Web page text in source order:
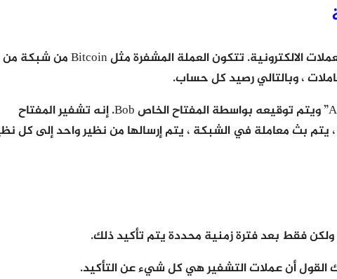
دعونا نلقي نظرة على الآلية التي تحكم قواعد بيانات العملات الالكترونية. تتكون العملة المشفرة مثل Bitcoin من شبكة من
، وبالتالي رصيد كل حساب.
المعاملة هي ملف يقول: “Bob يعطي X Bitcoin إلى Alice” ويتم توقيعه بواسطة المفتاح الخاص Bob. إنه تشفير المفتاح
يتم بث معاملة في الشبكة ، يتم إرسالها من نظير واحد إلى كل
فقط بعد فترة زمنية محددة يتم تأكيد ذلك.
القول أن عملات التشفير هي كل شيء عن التأكيد.